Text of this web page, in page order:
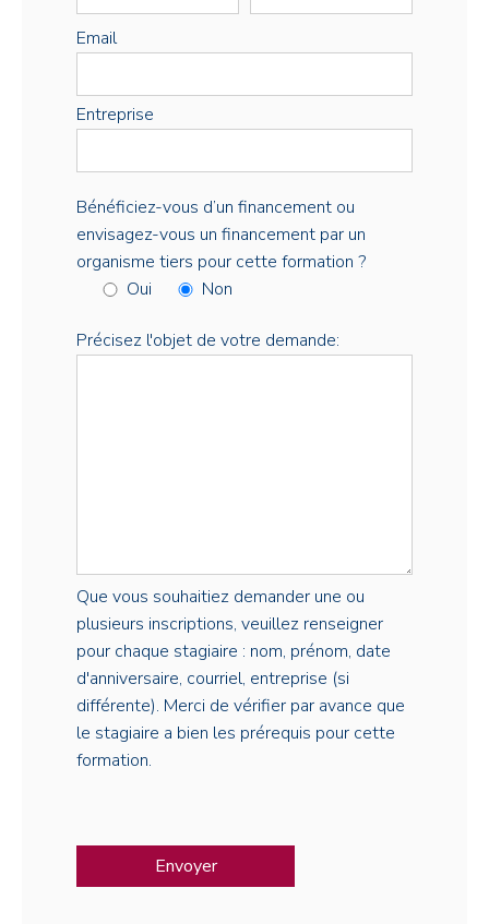
Email
Entreprise
Bénéficiez-vous d’un financement ou
envisagez-vous un financement par un
organisme tiers pour cette formation ?
Oui
Non
Précisez l'objet de votre demande:
Que vous souhaitiez demander une ou
plusieurs inscriptions, veuillez renseigner
pour chaque stagiaire : nom, prénom, date
d'anniversaire, courriel, entreprise (si
différente). Merci de vérifier par avance que
le stagiaire a bien les prérequis pour cette
formation.